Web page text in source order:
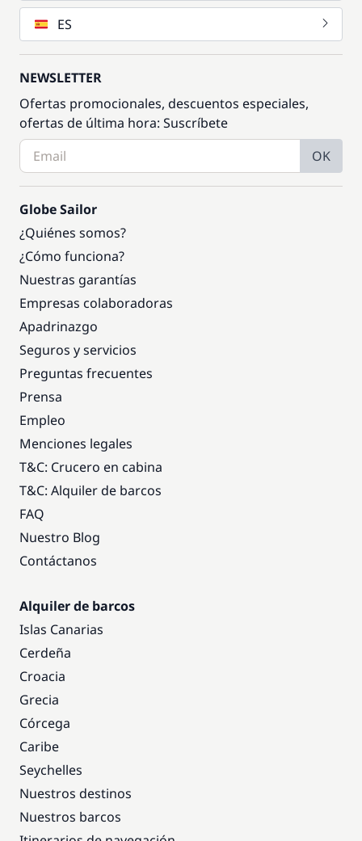
ES
NEWSLETTER
Ofertas promocionales, descuentos especiales,
ofertas de última hora: Suscríbete
OK
Globe Sailor
¿Quiénes somos?
¿Cómo funciona?
Nuestras garantías
Empresas colaboradoras
Apadrinazgo
Seguros y servicios
Preguntas frecuentes
Prensa
Empleo
Menciones legales
T&C: Crucero en cabina
T&C: Alquiler de barcos
FAQ
Nuestro Blog
Contáctanos
Alquiler de barcos
Islas Canarias
Cerdeña
Croacia
Grecia
Córcega
Caribe
Seychelles
Nuestros destinos
Nuestros barcos